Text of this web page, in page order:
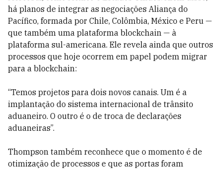
há planos de integrar as negociações Aliança do
Pacífico, formada por Chile, Colômbia, México e Peru —
que também uma plataforma blockchain — à
plataforma sul-americana. Ele revela ainda que outros
processos que hoje ocorrem em papel podem migrar
para a blockchain:
“Temos projetos para dois novos canais. Um é a
implantação do sistema internacional de trânsito
aduaneiro. O outro é o de troca de declarações
aduaneiras”.
Thompson também reconhece que o momento é de
otimização de processos e que as portas foram